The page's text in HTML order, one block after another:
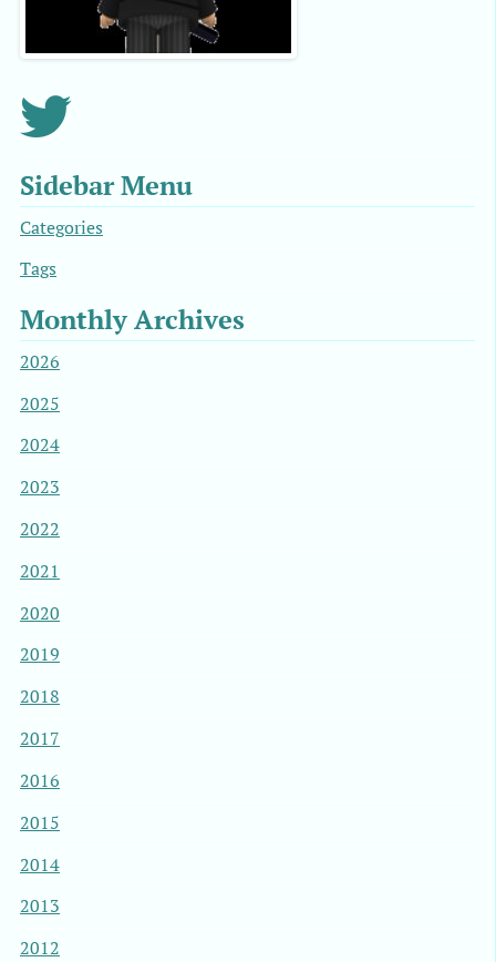
Sidebar Menu
Categories
Tags
Monthly Archives
2026
2025
2024
2023
2022
2021
2020
2019
2018
2017
2016
2015
2014
2013
2012